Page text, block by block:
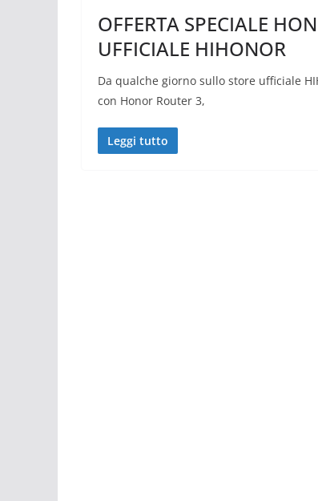
OFFERTA SPECIALE
UFFICIALE HIHONOR
Da qualche giorno sullo store ufficiale
con Honor Router 3,
Leggi tutto